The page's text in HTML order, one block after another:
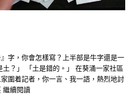
』字，你會怎樣寫？上半部是牛字還是一
？」 「土是錯的。」 在葵涌一家社區
圍着記者，你一言、我一語，熱烈地討
繼續閱讀